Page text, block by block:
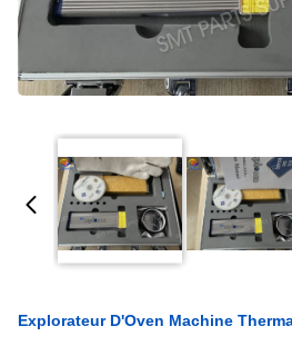
Explorateur D'Oven Machine